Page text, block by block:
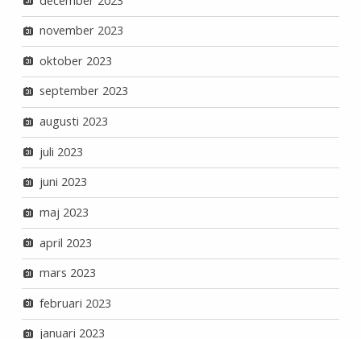
november 2023
oktober 2023
september 2023
augusti 2023
juli 2023
juni 2023
maj 2023
april 2023
mars 2023
februari 2023
januari 2023